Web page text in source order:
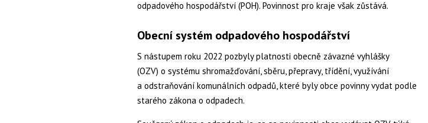
odpadového hospodářství (POH). Povinnost pro kraje však zůstává.
Obecní systém odpadového hospodářství
S nástupem roku 2022 pozbyly platnosti obecně závazné vyhlášky
(OZV) o systému shromažďování, sběru, přepravy, třídění, využívání
a odstraňování komunálních odpadů, které byly obce povinny vydat podle
starého zákona o odpadech.